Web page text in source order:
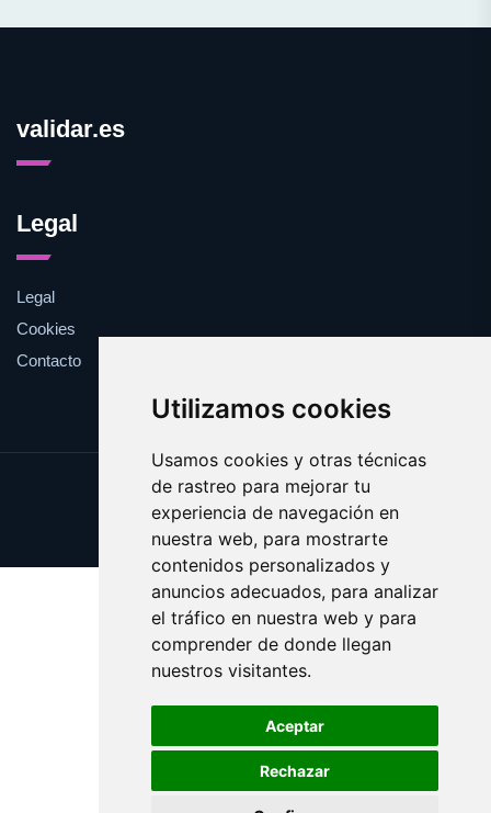
Utilizamos cookies
Usamos cookies y otras técnicas
de rastreo para mejorar tu
experiencia de navegación en
nuestra web, para mostrarte
contenidos personalizados y
anuncios adecuados, para analizar
el tráfico en nuestra web y para
comprender de donde llegan
nuestros visitantes.
Aceptar
Rechazar
validar.es
Legal
Legal
Cookies
Contacto
Update cookies preferences
Copyright © 2025 validar.es